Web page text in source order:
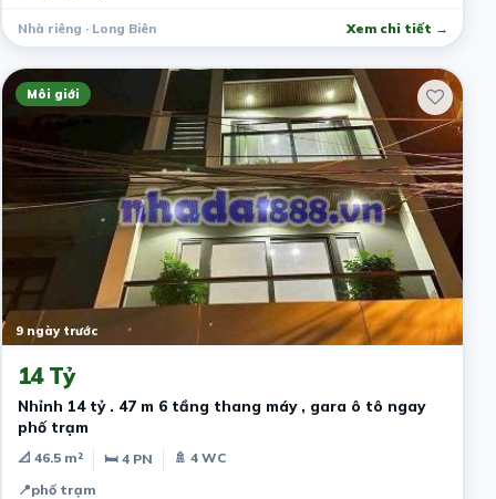
Nhà riêng · Long Biên Xem chi tiết →
Môi giới
9 ngày trước
14 Tỷ
Nhỉnh 14 tỷ . 47 m 6 tầng thang máy , gara ô tô ngay
phố trạm
📐 46.5 m² 🛏 4 PN
🚿 4 WC
📍phố trạm